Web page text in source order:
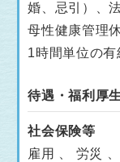
婚、忌引）、
母性健康管理
1時間単位の有
待遇・福利厚生
社会保険等
雇用 、 労災